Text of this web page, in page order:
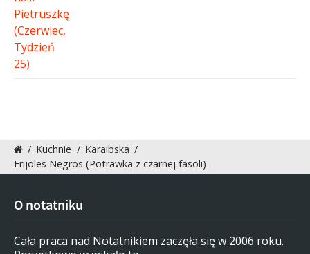
/ Kuchnie / Karaibska /
Frijoles Negros (Potrawka z czarnej fasoli)
O notatniku
Cała praca nad Notatnikiem zaczęła się w 2006 roku.